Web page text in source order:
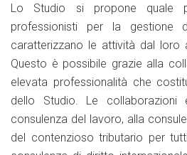
Lo Studio si propone quale
professionisti per la gestione
caratterizzano le attività dal loro
Questo è possibile grazie alla
elevata professionalità che
dello Studio. Le collaborazioni
consulenza del lavoro, alla
del contenzioso tributario per